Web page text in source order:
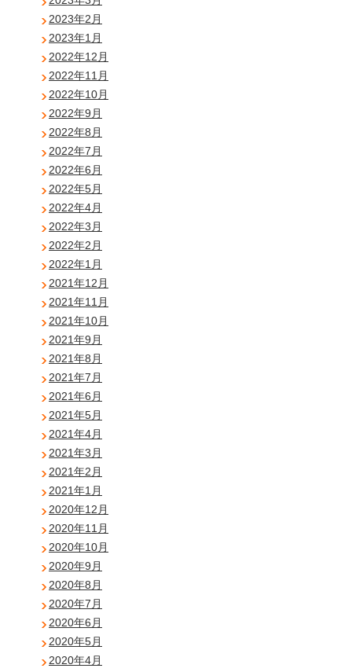
2023年2月
2023年1月
2022年12月
2022年11月
2022年10月
2022年9月
2022年8月
2022年7月
2022年6月
2022年5月
2022年4月
2022年3月
2022年2月
2022年1月
2021年12月
2021年11月
2021年10月
2021年9月
2021年8月
2021年7月
2021年6月
2021年5月
2021年4月
2021年3月
2021年2月
2021年1月
2020年12月
2020年11月
2020年10月
2020年9月
2020年8月
2020年7月
2020年6月
2020年5月
2020年4月